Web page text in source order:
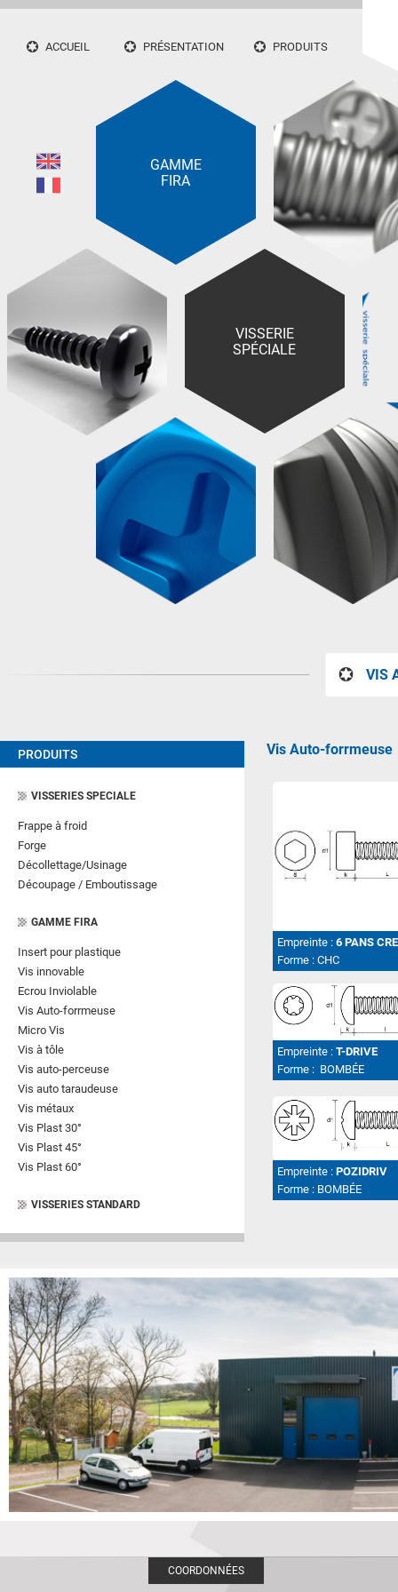
ACCUEIL PRÉSENTATION PRODUITS
GAMME
FIRA
VISSERIE
SPÉCIALE
VIS
PRODUITS
VISSERIES SPECIALE
Frappe à froid
Forge
Décollettage/Usinage
Découpage / Emboutissage
GAMME FIRA
Insert pour plastique
Vis innovable
Ecrou Inviolable
Vis Auto-forrmeuse
Micro Vis
Vis à tôle
Vis auto-perceuse
Vis auto taraudeuse
Vis métaux
Vis Plast 30°
Vis Plast 45°
Vis Plast 60°
VISSERIES STANDARD
Vis Auto-forrmeuse
Empreinte : 6 PANS
Forme : CHC
Empreinte : T-DRIVE
Forme : BOMBÉE
Empreinte : POZIDRIV
Forme : BOMBÉE
COORDONNÉES